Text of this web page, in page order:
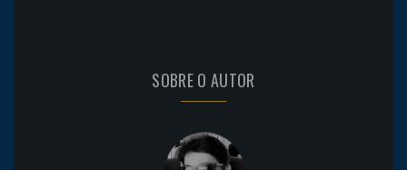
SOBRE O AUTOR